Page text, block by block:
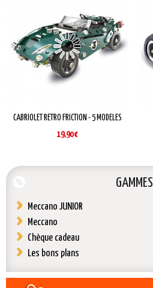
CABRIOLET RETRO FRICTION - 5 MODELES
19,90 €
GAMMES
Meccano JUNIOR
Meccano
Chèque cadeau
Les bons plans